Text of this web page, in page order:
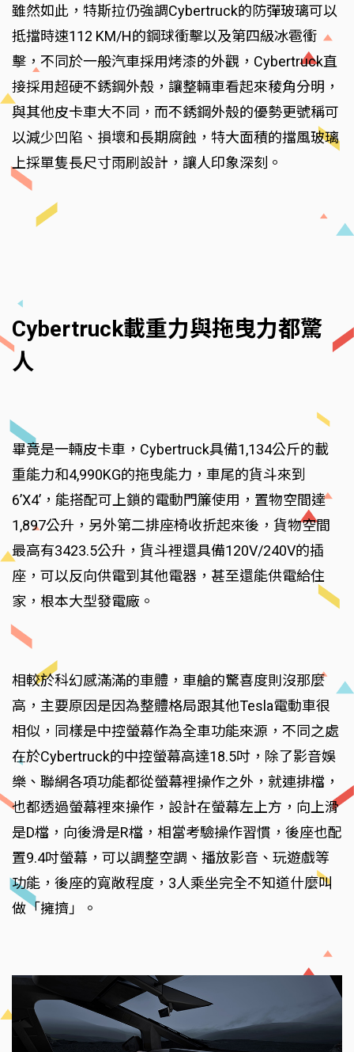
雖然如此，特斯拉仍強調Cybertruck的防彈玻璃可以
抵擋時速112 KM/H的鋼球衝擊以及第四級冰雹衝
擊，不同於一般汽車採用烤漆的外觀，Cybertruck直
接採用超硬不銹鋼外殼，讓整輛車看起來稜角分明，
與其他皮卡車大不同，而不銹鋼外殼的優勢更號稱可
以減少凹陷、損壞和長期腐蝕，特大面積的擋風玻璃
上採單隻長尺寸雨刷設計，讓人印象深刻。
Cybertruck載重力與拖曳力都驚
人
畢竟是一輛皮卡車，Cybertruck具備1,134公斤的載
重能力和4,990KG的拖曳能力，車尾的貨斗來到
6’X4’，能搭配可上鎖的電動門簾使用，置物空間達
1,897公升，另外第二排座椅收折起來後，貨物空間
最高有3423.5公升，貨斗裡還具備120V/240V的插
座，可以反向供電到其他電器，甚至還能供電給住
家，根本大型發電廠。
相較於科幻感滿滿的車體，車艙的驚喜度則沒那麼
高，主要原因是因為整體格局跟其他Tesla電動車很
相似，同樣是中控螢幕作為全車功能來源，不同之處
在於Cybertruck的中控螢幕高達18.5吋，除了影音娛
樂、聯網各項功能都從螢幕裡操作之外，就連排檔，
也都透過螢幕裡來操作，設計在螢幕左上方，向上滑
是D檔，向後滑是R檔，相當考驗操作習慣，後座也配
置9.4吋螢幕，可以調整空調、播放影音、玩遊戲等
功能，後座的寬敞程度，3人乘坐完全不知道什麼叫
做「擁擠」。